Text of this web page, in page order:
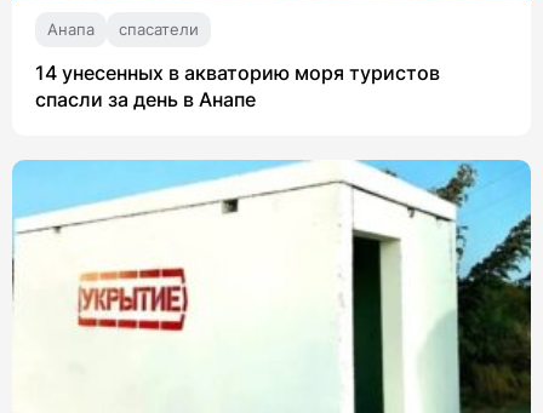
Анапа спасатели
14 унесенных в акваторию моря туристов
спасли за день в Анапе